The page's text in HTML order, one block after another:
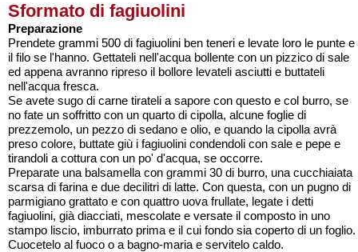
Sformato di fagiuolini
Preparazione
Prendete grammi 500 di fagiuolini ben teneri e levate loro le punte e
il filo se l'hanno. Gettateli nell'acqua bollente con un pizzico di sale
ed appena avranno ripreso il bollore levateli asciutti e buttateli
nell'acqua fresca.
Se avete sugo di carne tirateli a sapore con questo e col burro, se
no fate un soffritto con un quarto di cipolla, alcune foglie di
prezzemolo, un pezzo di sedano e olio, e quando la cipolla avrà
preso colore, buttate giù i fagiuolini condendoli con sale e pepe e
tirandoli a cottura con un po' d'acqua, se occorre.
Preparate una balsamella con grammi 30 di burro, una cucchiaiata
scarsa di farina e due decilitri di latte. Con questa, con un pugno di
parmigiano grattato e con quattro uova frullate, legate i detti
fagiuolini, già diacciati, mescolate e versate il composto in uno
stampo liscio, imburrato prima e il cui fondo sia coperto di un foglio.
Cuocetelo al fuoco o a bagno-maria e servitelo caldo.